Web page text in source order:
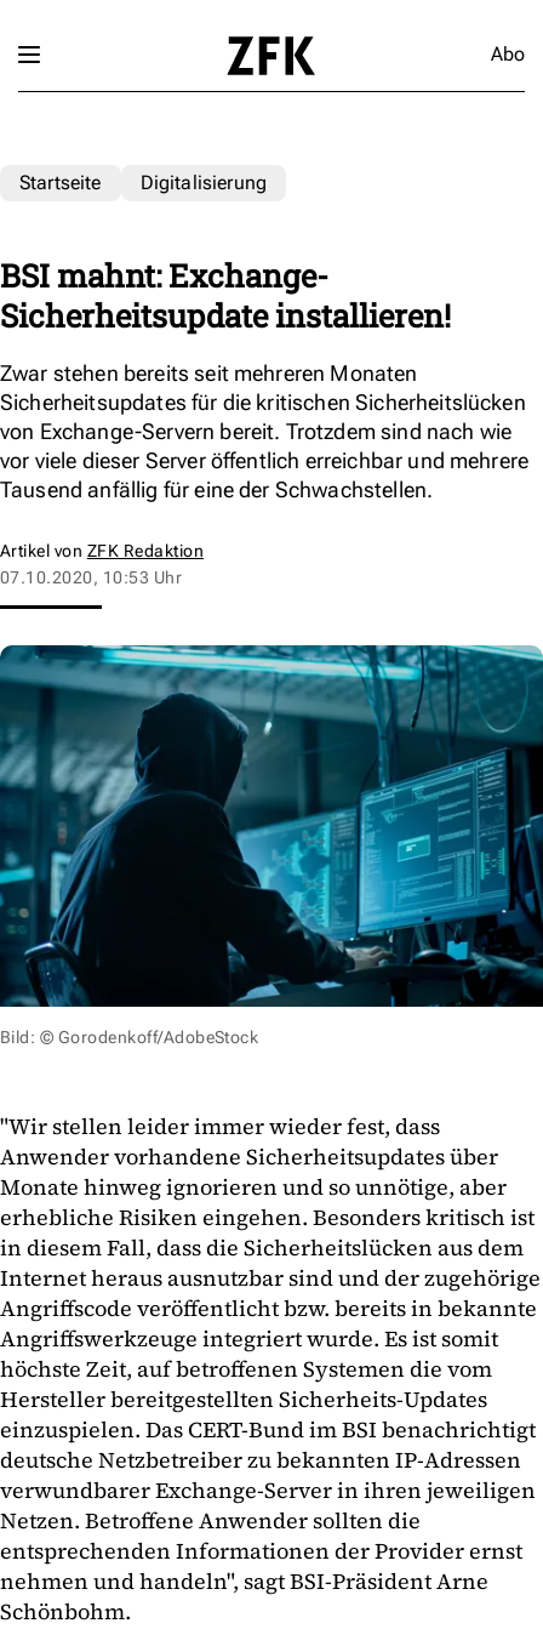
Abo
Startseite Digitalisierung
BSI mahnt: Exchange-
Sicherheitsupdate installieren!
Zwar stehen bereits seit mehreren Monaten
Sicherheitsupdates für die kritischen Sicherheitslücken
von Exchange-Servern bereit. Trotzdem sind nach wie
vor viele dieser Server öffentlich erreichbar und mehrere
Tausend anfällig für eine der Schwachstellen.
Artikel von ZFK Redaktion
07.10.2020, 10:53 Uhr
Bild: © Gorodenkoff/AdobeStock
"Wir stellen leider immer wieder fest, dass
Anwender vorhandene Sicherheitsupdates über
Monate hinweg ignorieren und so unnötige, aber
erhebliche Risiken eingehen. Besonders kritisch ist
in diesem Fall, dass die Sicherheitslücken aus dem
Internet heraus ausnutzbar sind und der zugehörige
Angriffscode veröffentlicht bzw. bereits in bekannte
Angriffswerkzeuge integriert wurde. Es ist somit
höchste Zeit, auf betroffenen Systemen die vom
Hersteller bereitgestellten Sicherheits-Updates
einzuspielen. Das CERT-Bund im BSI benachrichtigt
deutsche Netzbetreiber zu bekannten IP-Adressen
verwundbarer Exchange-Server in ihren jeweiligen
Netzen. Betroffene Anwender sollten die
entsprechenden Informationen der Provider ernst
nehmen und handeln", sagt BSI-Präsident Arne
Schönbohm.